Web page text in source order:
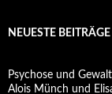
NEUESTE BEITRÄGE
Psychose und
Alois Münch und